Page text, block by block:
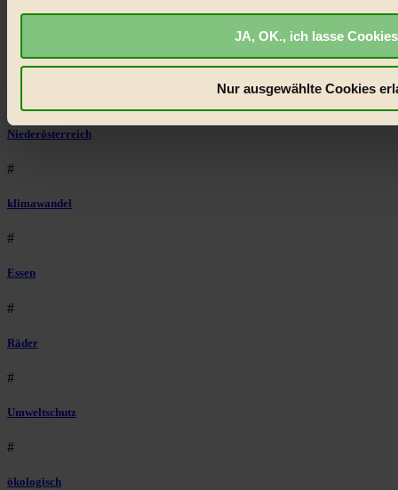
JA, OK., ich lasse
Nur ausgewählte Cookies
Illustration
Niederösterreich
#
klimawandel
#
Essen
#
Räder
#
Umweltschutz
#
ökologisch